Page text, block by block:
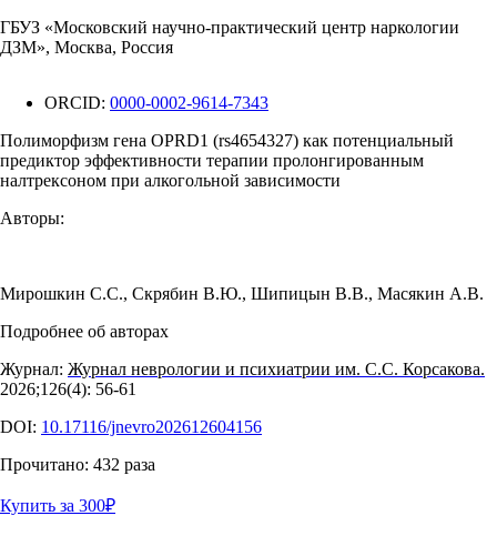
ГБУЗ «Московский научно-практический центр наркологии
ДЗМ», Москва, Россия
ORCID: 0000-0002-9614-7343
Полиморфизм гена OPRD1 (rs4654327) как потенциальный
предиктор эффективности терапии пролонгированным
налтрексоном при алкогольной зависимости
Авторы:
Мирошкин С.С., Скрябин В.Ю., Шипицын В.В., Масякин А.В.
Подробнее об авторах
Журнал: Журнал неврологии и психиатрии им. С.С. Корсакова.
2026;126(4): 56‑61
DOI: 10.17116/jnevro202612604156
Прочитано: 432 раза
Купить за 300₽